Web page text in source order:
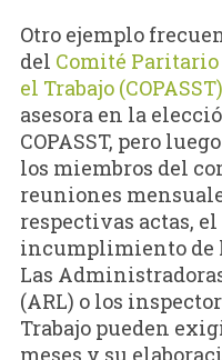
Otro ejemplo
del Comité
el Trabajo (COPASST)
asesora en la
COPASST, pero
los miembros del
reuniones
respectivas actas,
incumplimiento de
Las
(ARL) o los
Trabajo pueden
meses y su